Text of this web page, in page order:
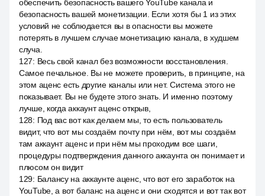
обеспечить безопасность вашего YouTube канала и
безопасность вашей монетизации. Если хотя бы 1 из этих
условий не соблюдается вы в опасности вы можете
потерять в лучшем случае монетизацию канала, в худшем
случа.
127: Весь свой канал без возможности восстановления.
Самое печальное. Вы не можете проверить, в принципе, на
этом аценс есть другие каналы или нет. Система этого не
показывает. Вы не будете этого знать. И именно поэтому
лучше, когда аккаунт аценс открыв,
128: Под вас вот как делаем мы, то есть пользователь
видит, что вот мы создаём почту при нём, вот мы создаём
там аккаунт аценс и при нём мы проходим все шаги,
процедуры подтверждения данного аккаунта он понимает и
плюсом он видит
129: Балансу на аккаунте аценс, что вот его заработок на
YouTube, а вот баланс на аценс и они сходятся и вот так вот